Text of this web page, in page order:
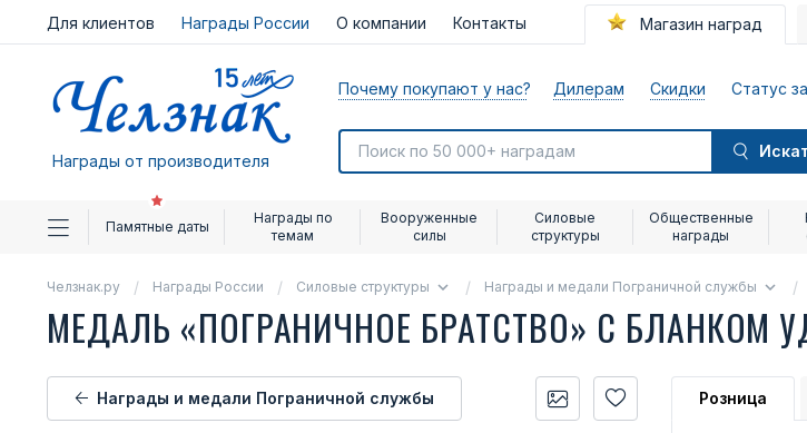
Для клиентов Награды России О компании Контакты Магазин наград
Награды от производителя
Почему покупают у нас? Дилерам Скидки Статус
Памятные даты
Награды по
темам
Вооруженные
силы
Силовые
структуры
Общественные
награды
Челзнак.ру Награды России Силовые структуры Награды и медали Пограничной службы
МЕДАЛЬ «ПОГРАНИЧНОЕ БРАТСТВО» С БЛАНКОМ
Награды и медали Пограничной службы Розница